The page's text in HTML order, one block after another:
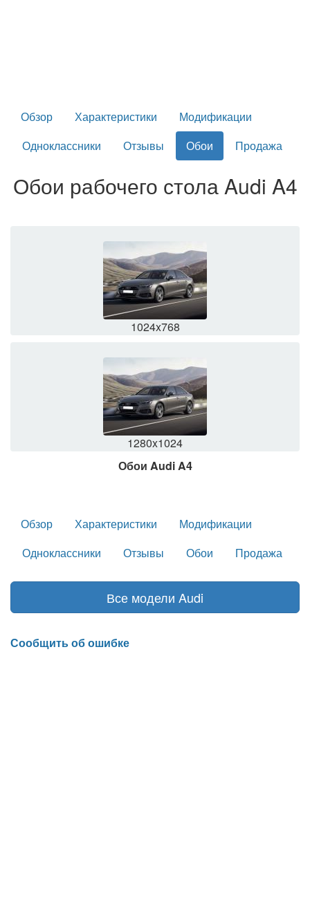
Обзор Характеристики
Модификации
Одноклассники
Отзывы Обои Продажа
Обои рабочего стола Audi A4
1024x768
1280x1024
Обои Audi A4
Обзор Характеристики
Модификации
Одноклассники
Отзывы Обои Продажа
Все модели Audi
Сообщить об ошибке